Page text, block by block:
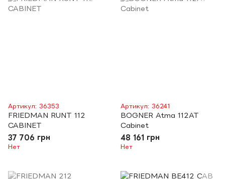
Артикул: 36353
FRIEDMAN RUNT 112
CABINET
37 706 грн
Нет
Артикул: 36241
BOGNER Atma 112AT
Cabinet
48 161 грн
Нет